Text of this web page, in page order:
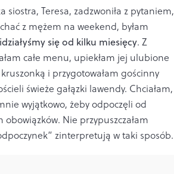
siostra, Teresa, zadzwoniła z pytaniem,
z mężem na weekend, byłam
się od kilku miesięcy. Z
całe menu, upiekłam jej ulubione
i przygotowałam gościnny
świeże gałązki lawendy. Chciałam,
wyjątkowo, żeby odpoczęli od
obowiązków. Nie przypuszczałam
zinterpretują w taki sposób.